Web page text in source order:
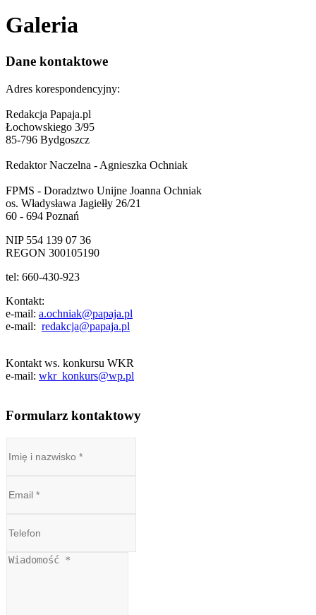
Galeria
Dane kontaktowe
Adres korespondencyjny:
Redakcja Papaja.pl
Łochowskiego 3/95
85-796 Bydgoszcz
Redaktor Naczelna - Agnieszka Ochniak
FPMS - Doradztwo Unijne Joanna Ochniak
os. Władysława Jagiełły 26/21
60 - 694 Poznań
NIP 554 139 07 36
REGON 300105190
tel: 660-430-923
Kontakt:
e-mail: a.ochniak@papaja.pl
e-mail: redakcja@papaja.pl
Kontakt ws. konkursu WKR
e-mail: wkr_konkurs@wp.pl
Formularz kontaktowy